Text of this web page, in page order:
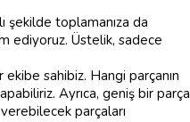
şekilde toplamanıza da
ediyoruz. Üstelik, sadece
sahibiz. Hangi parçanın
Ayrıca, geniş bir parça
parçaları